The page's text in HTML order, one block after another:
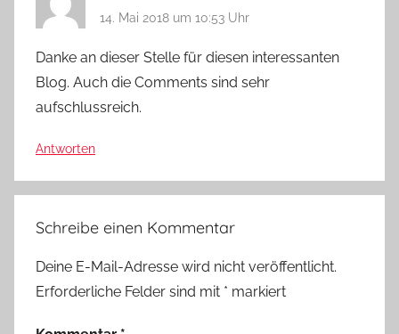
14. Mai 2018 um 10:53 Uhr
Danke an dieser Stelle für diesen interessanten
Blog. Auch die Comments sind sehr
aufschlussreich.
Antworten
Schreibe einen Kommentar
Deine E-Mail-Adresse wird nicht veröffentlicht.
Erforderliche Felder sind mit * markiert